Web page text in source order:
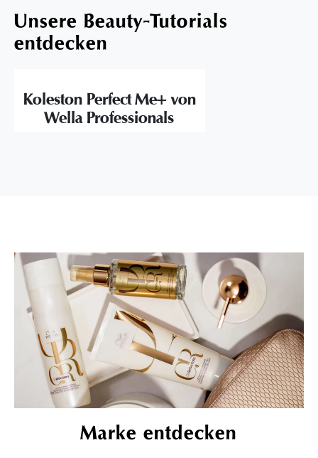
Unsere Beauty-Tutorials
entdecken
Koleston Perfect Me+ von
Wella Professionals
Marke entdecken